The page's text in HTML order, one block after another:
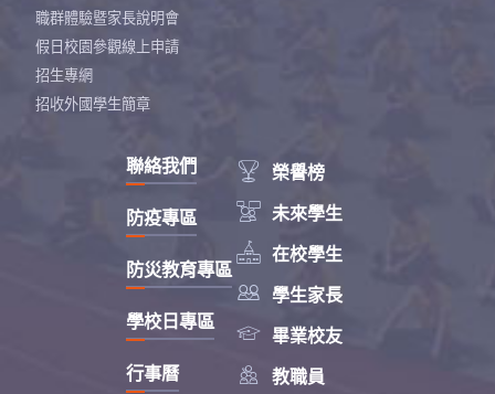
職群體驗暨家長說明會
假日校園參觀線上申請
招生專網
招收外國學生簡章
 榮譽榜
 未來學生
 在校學生
 學生家長
 畢業校友
 教職員
聯絡我們
防疫專區
防災教育專區
學校日專區
行事曆